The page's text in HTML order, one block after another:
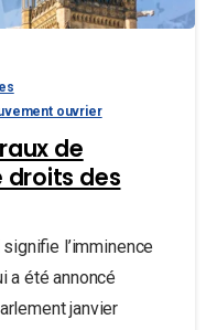
ouvrier
de
droits des
signifie l’imminence
a été annoncé
janvier